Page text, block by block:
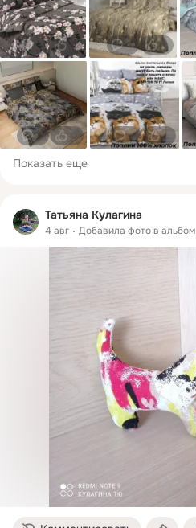
0 0 0 0
0 0 0 0
Показать еще
Татьяна Кулагина
4 авг Добавила фото в альбом